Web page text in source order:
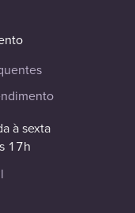
à sexta
17h